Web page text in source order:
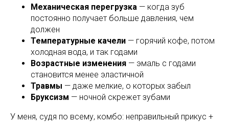
Механическая перегрузка — когда зуб
постоянно получает больше давления, чем
должен
Температурные качели — горячий кофе, потом
холодная вода, и так годами
Возрастные изменения — эмаль с годами
становится менее эластичной
Травмы — даже мелкие, о которых забыл
Бруксизм — ночной скрежет зубами
У меня, судя по всему, комбо: неправильный прикус +